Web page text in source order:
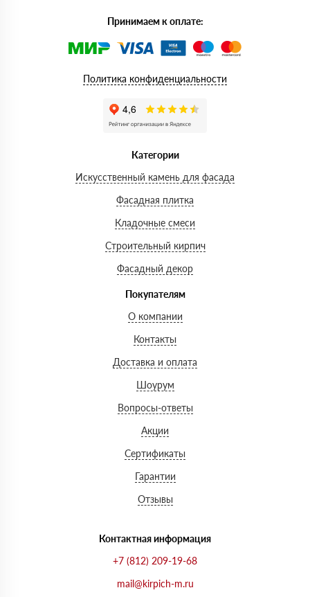
Принимаем к оплате:
Политика конфиденциальности
Категории
Искусственный камень для фасада
Фасадная плитка
Кладочные смеси
Строительный кирпич
Фасадный декор
Покупателям
О компании
Контакты
Доставка и оплата
Шоурум
Вопросы-ответы
Акции
Сертификаты
Гарантии
Отзывы
Контактная информация
+7 (812) 209-19-68
mail@kirpich-m.ru